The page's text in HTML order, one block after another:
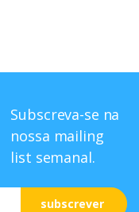
Subscreva-se na
nossa mailing
list semanal.
subscrever